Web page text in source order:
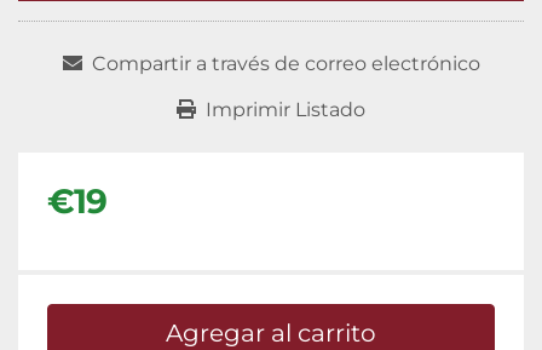
Compartir a través de correo electrónico
Imprimir Listado
€19
Agregar al carrito